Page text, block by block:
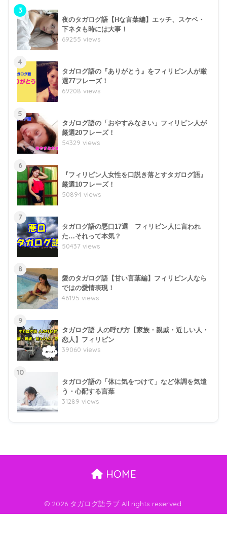
3
夜のタガログ語【Hな言葉編】エッチ、スケベ・
下ネタも時には大事！
69255 views
4
タガログ語の『ありがとう』をフィリピン人が厳
選77フレーズ！
69208 views
5
タガログ語の「おやすみなさい」フィリピン人が
厳選20フレーズ！
54329 views
6
『フィリピン人女性を口説き落とすタガログ語』
厳選10フレーズ！
50894 views
7
タガログ語の悪口17選 フィリピン人に言われ
た…それって本気？
50437 views
8
愛のタガログ語【甘い言葉編】フィリピン人なら
ではの愛情表現！
46195 views
9
タガログ語 人の呼び方【家族・親戚・近しい人・
恋人】フィリピン
39060 views
10
タガログ語の「体に気をつけて」など体調を気遣
う・心配する言葉
31289 views
HOME
© 2026 タガログ語ラブ All rights reserved.